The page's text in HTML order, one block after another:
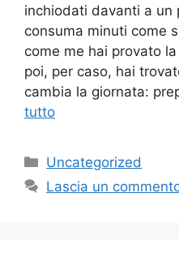
inchiodati davanti a un
consuma minuti come
come me hai provato
poi, per caso, hai
cambia la giornata:
tutto
Categorie
Uncategorized
Lascia un